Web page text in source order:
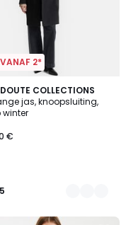
2*
COLLECTIONS
jas, knoopsluiting,
winter
€